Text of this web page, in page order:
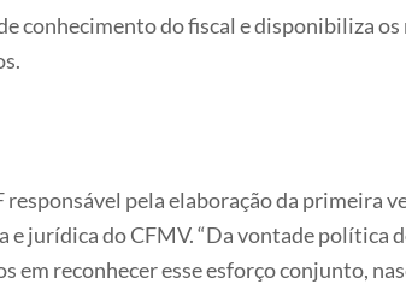
conhecimento do fiscal e disponibiliza
pela elaboração da primeira
jurídica do CFMV. “Da vontade
em reconhecer esse esforço conjunto,